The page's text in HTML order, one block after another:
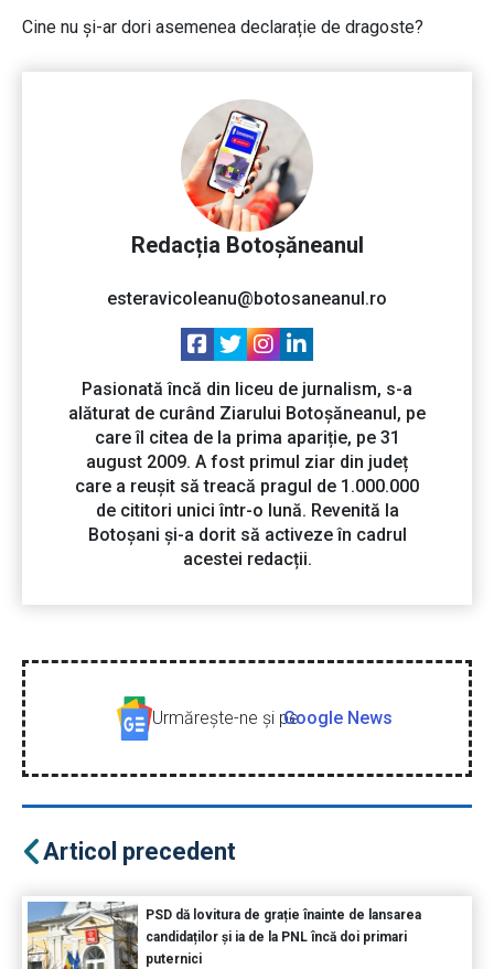
Cine nu și-ar dori asemenea declarație de dragoste?
Redacția Botoșăneanul
esteravicoleanu@botosaneanul.ro
Pasionată încă din liceu de jurnalism, s-a
alăturat de curând Ziarului Botoșăneanul, pe
care îl citea de la prima apariție, pe 31
august 2009. A fost primul ziar din județ
care a reușit să treacă pragul de 1.000.000
de cititori unici într-o lună. Revenită la
Botoșani și-a dorit să activeze în cadrul
acestei redacții.
Urmăreşte-ne şi peGoogle News
Articol precedent
PSD dă lovitura de grație înainte de lansarea
candidaților și ia de la PNL încă doi primari
puternici